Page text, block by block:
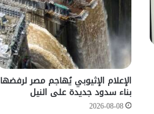
الإعلام الإثيوبي يُهاجم مصر لرفضها
بناء سدود جديدة على النيل
2026-08-08